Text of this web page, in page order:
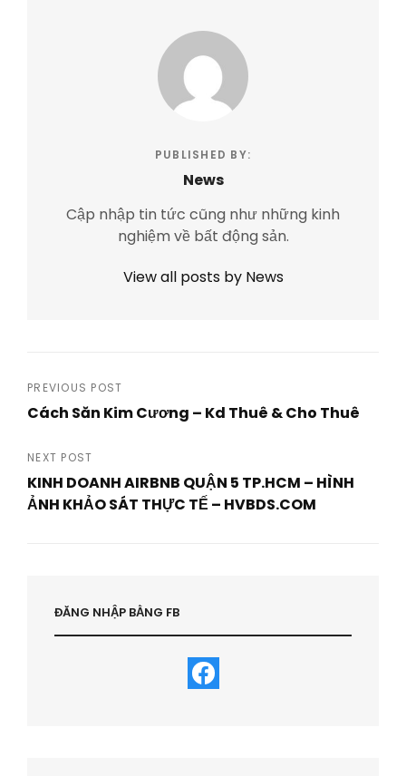
PUBLISHED BY:
News
Cập nhập tin tức cũng như những kinh
nghiệm về bất động sản.
View all posts by News
Post
PREVIOUS POST
Cách Săn Kim Cương – Kd Thuê & Cho Thuê
Post
NEXT POST
KINH DOANH AIRBNB QUẬN 5 TP.HCM – HÌNH
ẢNH KHẢO SÁT THỰC TẾ – HVBDS.COM
ĐĂNG NHẬP BẰNG FB